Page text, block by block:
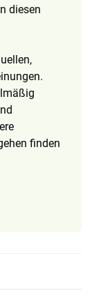
diesen
finden